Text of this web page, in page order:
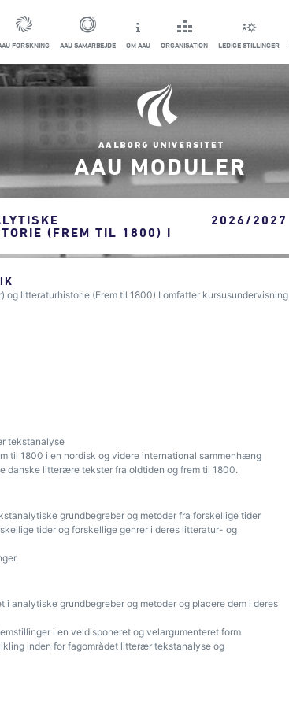
FORSKNING AAU SAMARBEJDE OM AAU ORGANISATION LEDIGE STILLINGER
AAU MODULER
(FREM TIL 1800) I
2026/2027
litteraturhistorie (Frem til 1800) I omfatter kursusundervisning
tekstanalyse
til 1800 i en nordisk og videre international sammenhæng
danske litterære tekster fra oldtiden og frem til 1800.
grundbegreber og metoder fra forskellige tider
tider og forskellige genrer i deres litteratur- og
grundbegreber og metoder og placere dem i deres
i en veldisponeret og velargumenteret form
inden for fagområdet litterær tekstanalyse og